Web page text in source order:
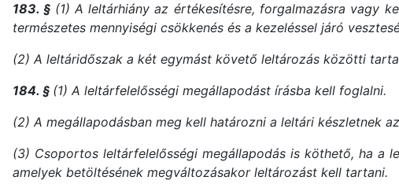
183. § (1) A leltárhiány az értékesítésre, forgalmazásra vagy
természetes mennyiségi csökkenés és a kezeléssel járó
(2) A leltáridőszak a két egymást követő leltározás közötti
184. § (1) A leltárfelelősségi megállapodást írásba kell foglalni.
(2) A megállapodásban meg kell határozni a leltári készletnek
(3) Csoportos leltárfelelősségi megállapodás is köthető, ha a
amelyek betöltésének megváltozásakor leltározást kell tartani.